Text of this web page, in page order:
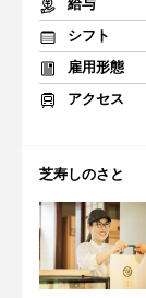
給与
シフト
雇用形態
アクセス
芝寿しのさと